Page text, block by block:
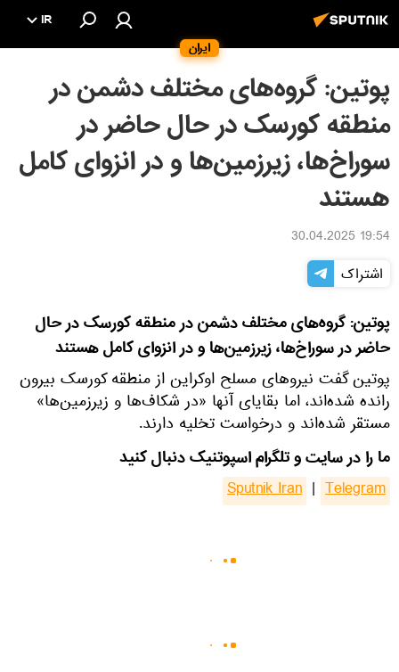
ایران
IR
پوتین: گروه‌های مختلف دشمن در
منطقه کورسک در حال حاضر در
سوراخ‌ها، زیرزمین‌ها و در انزوای کامل
هستند
19:54 30.04.2025
اشتراک
پوتین: گروه‌های مختلف دشمن در منطقه کورسک در حال
حاضر در سوراخ‌ها، زیرزمین‌ها و در انزوای کامل هستند
پوتین گفت نیروهای مسلح اوکراین از منطقه کورسک بیرون
رانده شده‌اند، اما بقایای آنها «در شکاف‌ها و زیرزمین‌ها»
مستقر شده‌اند و درخواست تخلیه دارند.
ما را در سایت و تلگرام اسپوتنیک دنبال کنید
Sputnik Iran | Telegram